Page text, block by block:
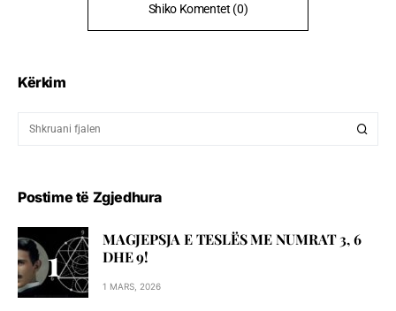
Shiko Komentet (0)
Kërkim
Postime të Zgjedhura
MAGJEPSJA E TESLËS ME NUMRAT 3, 6
DHE 9!
1 MARS, 2026